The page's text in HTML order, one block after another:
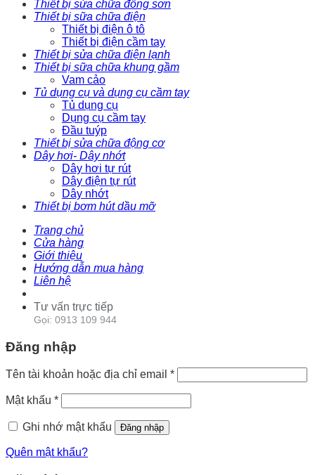
Thiết bị sửa chữa đồng sơn
Thiết bị sữa chữa điện
Thiết bị điện ô tô
Thiết bị điện cầm tay
Thiết bị sửa chữa điện lạnh
Thiết bị sữa chữa khung gầm
Vam cảo
Tủ dụng cụ và dụng cụ cầm tay
Tủ dụng cụ
Dụng cụ cầm tay
Đầu tuýp
Thiết bị sửa chữa động cơ
Dây hơi- Dây nhớt
Dây hơi tự rút
Dây điện tự rút
Dây nhớt
Thiết bị bơm hút dầu mỡ
Trang chủ
Cửa hàng
Giới thiệu
Hướng dẫn mua hàng
Liên hệ
Tư vấn trực tiếp
Gọi: 0913 109 944
Đăng nhập
Tên tài khoản hoặc địa chỉ email *
Mật khẩu *
Ghi nhớ mật khẩu Đăng nhập
Quên mật khẩu?